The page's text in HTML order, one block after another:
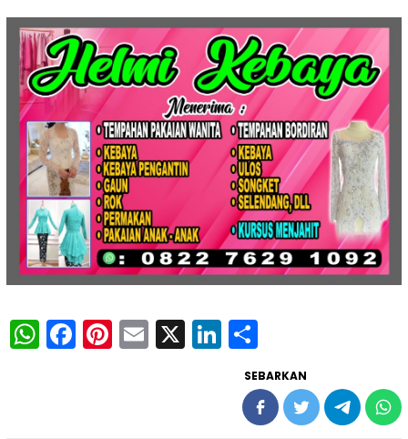
WhatsApp
Facebook
Pinterest
Email
X LinkedIn
SEBARKAN